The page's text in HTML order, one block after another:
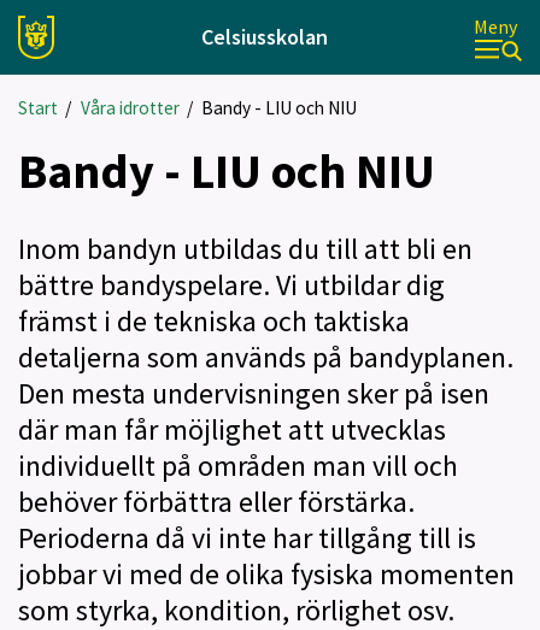
Celsiusskolan Meny
Start / Våra idrotter/ Bandy - LIU och NIU
Bandy - LIU och NIU
Inom bandyn utbildas du till att bli en
bättre bandyspelare. Vi utbildar dig
främst i de tekniska och taktiska
detaljerna som används på bandyplanen.
Den mesta undervisningen sker på isen
där man får möjlighet att utvecklas
individuellt på områden man vill och
behöver förbättra eller förstärka.
Perioderna då vi inte har tillgång till is
jobbar vi med de olika fysiska momenten
som styrka, kondition, rörlighet osv.